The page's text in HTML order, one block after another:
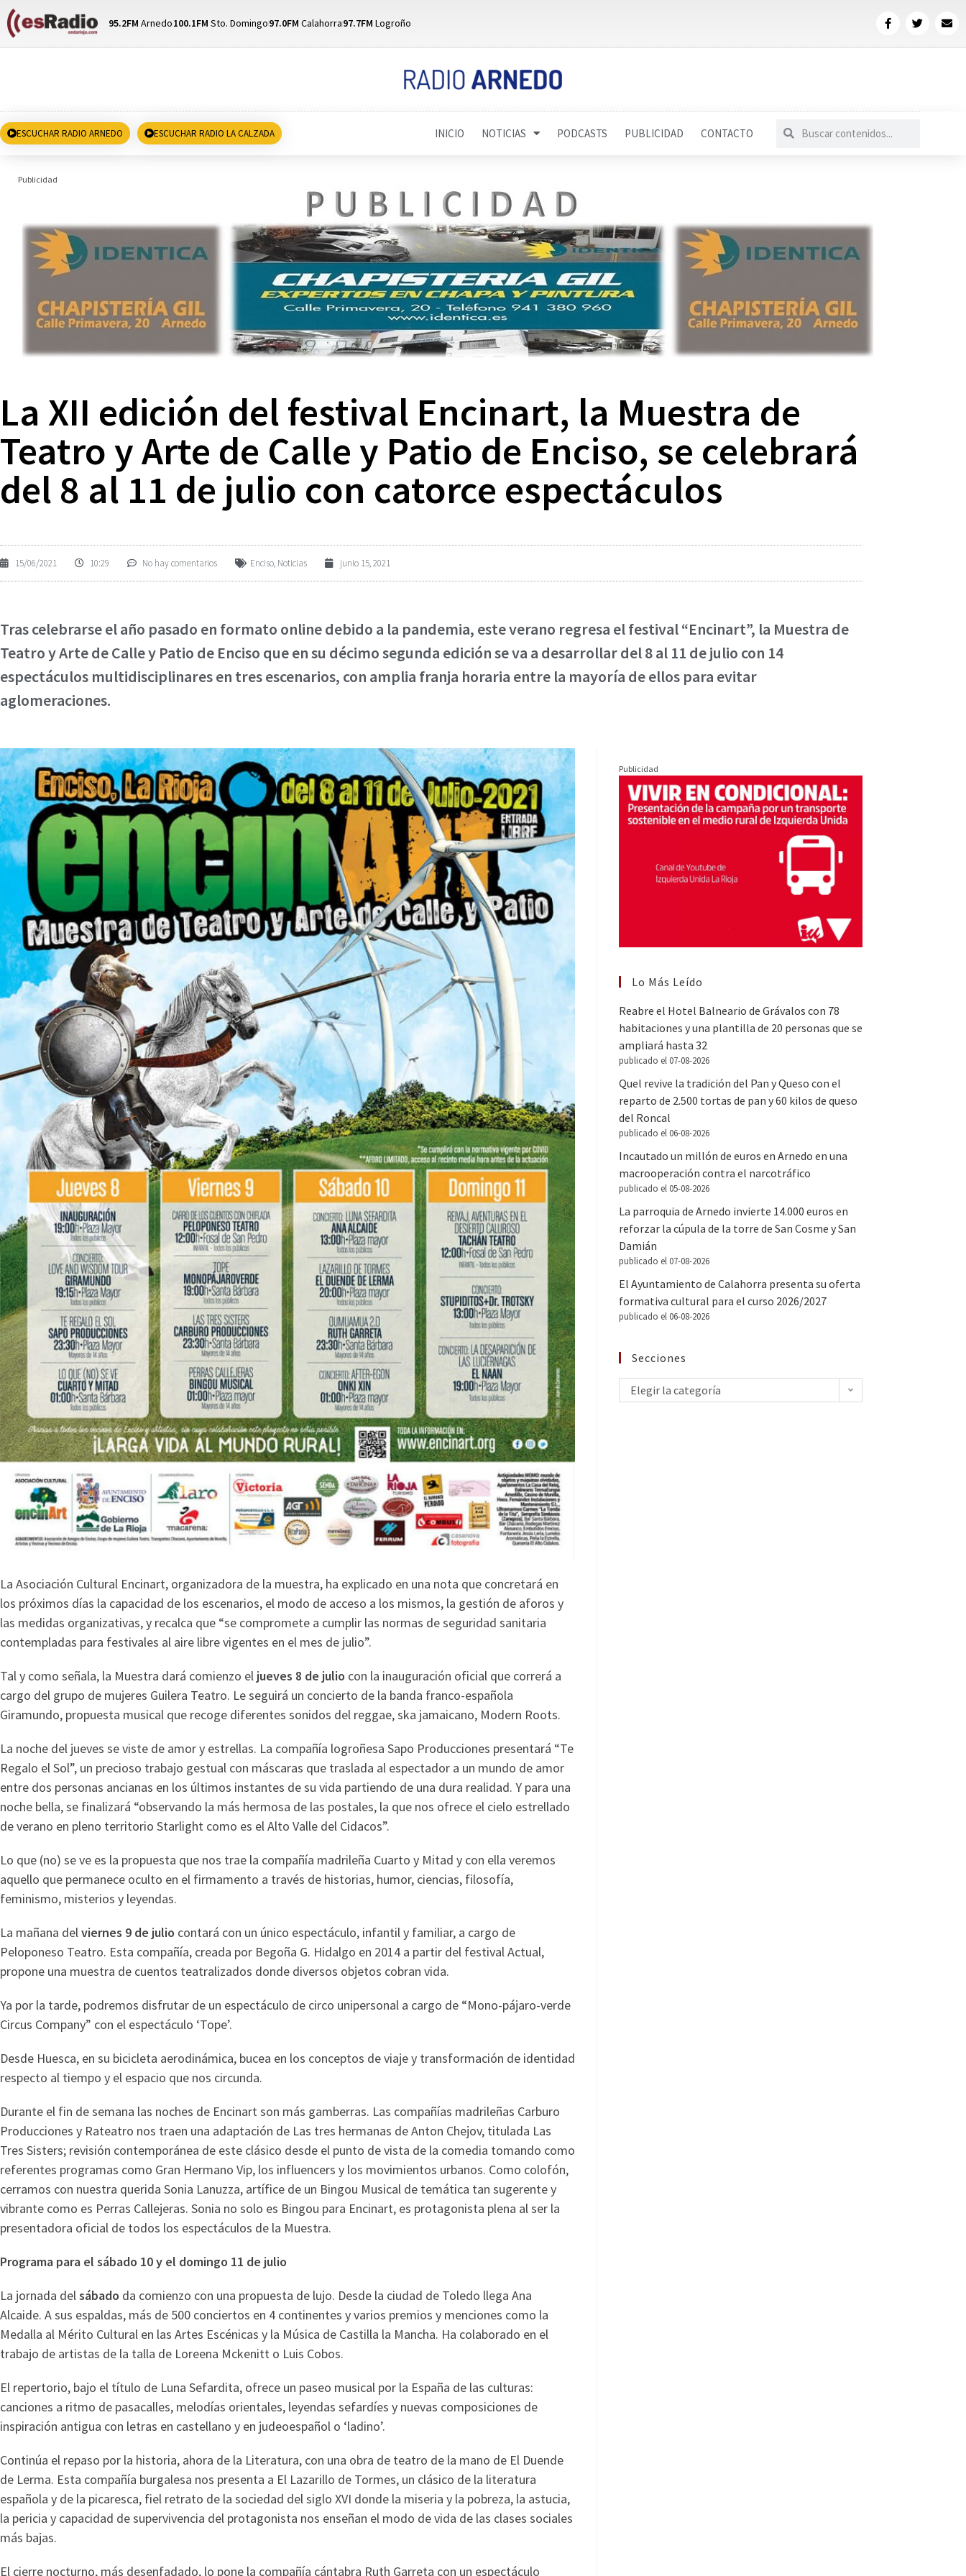
95.2FM Arnedo100.1FM Sto. Domingo97.0FM Calahorra97.7FM Logroño
ESCUCHAR RADIO ARNEDO ESCUCHAR RADIO LA CALZADA INICIO NOTICIAS PODCASTS PUBLICIDAD CONTACTO
Publicidad
La XII edición del festival Encinart, la Muestra de
Teatro y Arte de Calle y Patio de Enciso, se celebrará
del 8 al 11 de julio con catorce espectáculos
15/06/2021 10:29 No hay comentarios Enciso, Noticias junio 15, 2021
Tras celebrarse el año pasado en formato online debido a la pandemia, este verano regresa el festival “Encinart”, la Muestra de
Teatro y Arte de Calle y Patio de Enciso que en su décimo segunda edición se va a desarrollar del 8 al 11 de julio con 14
espectáculos multidisciplinares en tres escenarios, con amplia franja horaria entre la mayoría de ellos para evitar
aglomeraciones.
La Asociación Cultural Encinart, organizadora de la muestra, ha explicado en una nota que concretará en
los próximos días la capacidad de los escenarios, el modo de acceso a los mismos, la gestión de aforos y
las medidas organizativas, y recalca que “se compromete a cumplir las normas de seguridad sanitaria
contempladas para festivales al aire libre vigentes en el mes de julio”.
Tal y como señala, la Muestra dará comienzo el jueves 8 de julio con la inauguración oficial que correrá a
cargo del grupo de mujeres Guilera Teatro. Le seguirá un concierto de la banda franco-española
Giramundo, propuesta musical que recoge diferentes sonidos del reggae, ska jamaicano, Modern Roots.
La noche del jueves se viste de amor y estrellas. La compañía logroñesa Sapo Producciones presentará “Te
Regalo el Sol”, un precioso trabajo gestual con máscaras que traslada al espectador a un mundo de amor
entre dos personas ancianas en los últimos instantes de su vida partiendo de una dura realidad. Y para una
noche bella, se finalizará “observando la más hermosa de las postales, la que nos ofrece el cielo estrellado
de verano en pleno territorio Starlight como es el Alto Valle del Cidacos”.
Lo que (no) se ve es la propuesta que nos trae la compañía madrileña Cuarto y Mitad y con ella veremos
aquello que permanece oculto en el firmamento a través de historias, humor, ciencias, filosofía,
feminismo, misterios y leyendas.
La mañana del viernes 9 de julio contará con un único espectáculo, infantil y familiar, a cargo de
Peloponeso Teatro. Esta compañía, creada por Begoña G. Hidalgo en 2014 a partir del festival Actual,
propone una muestra de cuentos teatralizados donde diversos objetos cobran vida.
Ya por la tarde, podremos disfrutar de un espectáculo de circo unipersonal a cargo de “Mono-pájaro-verde
Circus Company” con el espectáculo ‘Tope’.
Desde Huesca, en su bicicleta aerodinámica, bucea en los conceptos de viaje y transformación de identidad
respecto al tiempo y el espacio que nos circunda.
Durante el fin de semana las noches de Encinart son más gamberras. Las compañías madrileñas Carburo
Producciones y Rateatro nos traen una adaptación de Las tres hermanas de Anton Chejov, titulada Las
Tres Sisters; revisión contemporánea de este clásico desde el punto de vista de la comedia tomando como
referentes programas como Gran Hermano Vip, los influencers y los movimientos urbanos. Como colofón,
cerramos con nuestra querida Sonia Lanuzza, artífice de un Bingou Musical de temática tan sugerente y
vibrante como es Perras Callejeras. Sonia no solo es Bingou para Encinart, es protagonista plena al ser la
presentadora oficial de todos los espectáculos de la Muestra.
Programa para el sábado 10 y el domingo 11 de julio
La jornada del sábado da comienzo con una propuesta de lujo. Desde la ciudad de Toledo llega Ana
Alcaide. A sus espaldas, más de 500 conciertos en 4 continentes y varios premios y menciones como la
Medalla al Mérito Cultural en las Artes Escénicas y la Música de Castilla la Mancha. Ha colaborado en el
trabajo de artistas de la talla de Loreena Mckenitt o Luis Cobos.
El repertorio, bajo el título de Luna Sefardita, ofrece un paseo musical por la España de las culturas:
canciones a ritmo de pasacalles, melodías orientales, leyendas sefardíes y nuevas composiciones de
inspiración antigua con letras en castellano y en judeoespañol o ‘ladino’.
Continúa el repaso por la historia, ahora de la Literatura, con una obra de teatro de la mano de El Duende
de Lerma. Esta compañía burgalesa nos presenta a El Lazarillo de Tormes, un clásico de la literatura
española y de la picaresca, fiel retrato de la sociedad del siglo XVI donde la miseria y la pobreza, la astucia,
la pericia y capacidad de supervivencia del protagonista nos enseñan el modo de vida de las clases sociales
más bajas.
El cierre nocturno, más desenfadado, lo pone la compañía cántabra Ruth Garreta con un espectáculo
Publicidad
Lo Más Leído
Reabre el Hotel Balneario de Grávalos con 78
habitaciones y una plantilla de 20 personas que se
ampliará hasta 32
publicado el 07-08-2026
Quel revive la tradición del Pan y Queso con el
reparto de 2.500 tortas de pan y 60 kilos de queso
del Roncal
publicado el 06-08-2026
Incautado un millón de euros en Arnedo en una
macrooperación contra el narcotráfico
publicado el 05-08-2026
La parroquia de Arnedo invierte 14.000 euros en
reforzar la cúpula de la torre de San Cosme y San
Damián
publicado el 07-08-2026
El Ayuntamiento de Calahorra presenta su oferta
formativa cultural para el curso 2026/2027
publicado el 06-08-2026
Secciones
Elegir la categoría